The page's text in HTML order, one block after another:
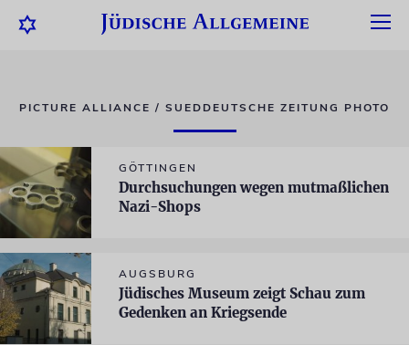
PICTURE ALLIANCE / SUEDDEUTSCHE ZEITUNG PHOTO
GÖTTINGEN
Durchsuchungen wegen mutmaßlichen
Nazi-Shops
AUGSBURG
Jüdisches Museum zeigt Schau zum
Gedenken an Kriegsende